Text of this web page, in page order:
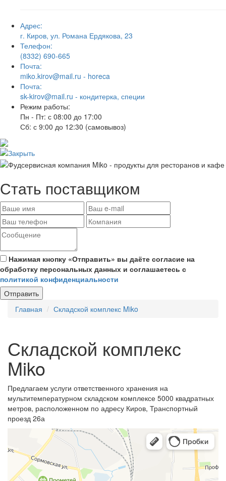
Адрес:
г. Киров, ул. Романа Ердякова, 23
Телефон:
(8332) 690-665
Почта:
miko.kirov@mail.ru - horeca
Почта:
sk-kirov@mail.ru - кондитерка, специи
Режим работы:
Пн - Пт: с 08:00 до 17:00
Сб: с 9:00 до 12:30 (самовывоз)
Стать поставщиком
Нажимая кнопку «Отправить» вы даёте согласие на
обработку персональных данных и соглашаетесь с
политикой конфиденциальности
Отправить
Главная
Складской комплекс Miko
Складской комплекс
Miko
Предлагаем услуги ответственного хранения на
мультитемпературном складском комплексе 5000 квадратных
метров, расположенном по адресу Киров, Транспортный
проезд 26а